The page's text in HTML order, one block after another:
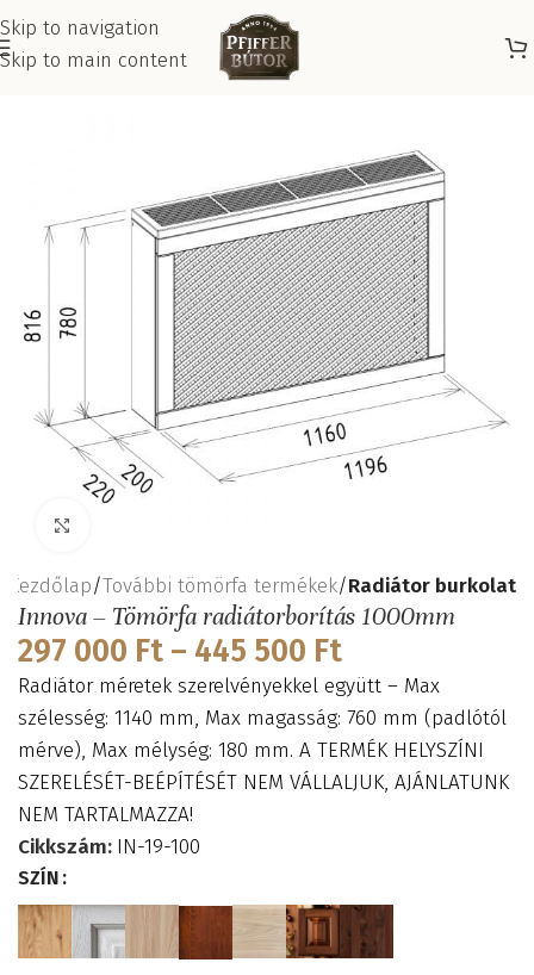
Skip to navigation
Skip to main content
Kezdőlap További tömörfa termékek Radiátor burkolat
Innova – Tömörfa radiátorborítás 1000mm
297 000 Ft – 445 500 Ft
Radiátor méretek szerelvényekkel együtt – Max
szélesség: 1140 mm, Max magasság: 760 mm (padlótól
mérve), Max mélység: 180 mm. A TERMÉK HELYSZÍNI
SZERELÉSÉT-BEÉPÍTÉSÉT NEM VÁLLALJUK, AJÁNLATUNK
NEM TARTALMAZZA!
Cikkszám: IN-19-100
SZÍN